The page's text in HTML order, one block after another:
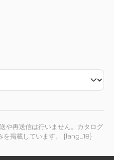
や再送信は行いません。カタログ
を掲載しています。 {lang_18}